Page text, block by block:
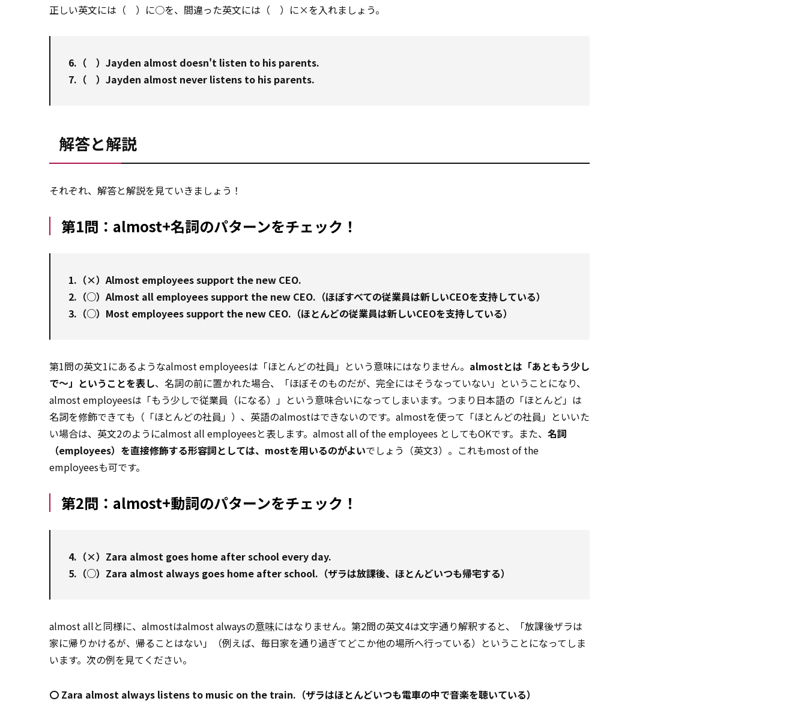
正しい英文には（ ）に○を、間違った英文には（ ）に×を入れましょう。
6.（ ）Jayden almost doesn't listen to his parents.
7.（ ）Jayden almost never listens to his parents.
解答と解説
それぞれ、解答と解説を見ていきましょう！
第1問：almost+名詞のパターンをチェック！
1.（×）Almost employees support the new CEO.
2.（○）Almost all employees support the new CEO.（ほぼすべての従業員は新しいCEOを支持している）
3.（○）Most employees support the new CEO.（ほとんどの従業員は新しいCEOを支持している）
第1問の英文1にあるようなalmost employeesは「ほとんどの社員」という意味にはなりません。 almostとは「あともう少し
で～」ということを表し、名詞の前に置かれた場合、「ほぼそのものだが、完全にはそうなっていない」ということになり、
almost employeesは「もう少しで従業員（になる）」という意味合いになってしまいます。つまり日本語の「ほとんど」は
名詞を修飾できても（「ほとんどの社員」）、英語のalmostはできないのです。almostを使って「ほとんどの社員」といいた
い場合は、英文2のようにalmost all employeesと表します。almost all of the employees としてもOKです。また、 名詞
（employees）を直接修飾する形容詞としては、mostを用いるのがよいでしょう（英文3）。これもmost of the
employeesも可です。
第2問：almost+動詞のパターンをチェック！
4.（×）Zara almost goes home after school every day.
5.（○）Zara almost always goes home after school.（ザラは放課後、ほとんどいつも帰宅する）
almost allと同様に、almostはalmost alwaysの意味にはなりません。第2問の英文4は文字通り解釈すると、「放課後ザラは
家に帰りかけるが、帰ることはない」（例えば、毎日家を通り過ぎてどこか他の場所へ行っている）ということになってしま
います。次の例を見てください。
〇 Zara almost always listens to music on the train.（ザラはほとんどいつも電車の中で音楽を聴いている）